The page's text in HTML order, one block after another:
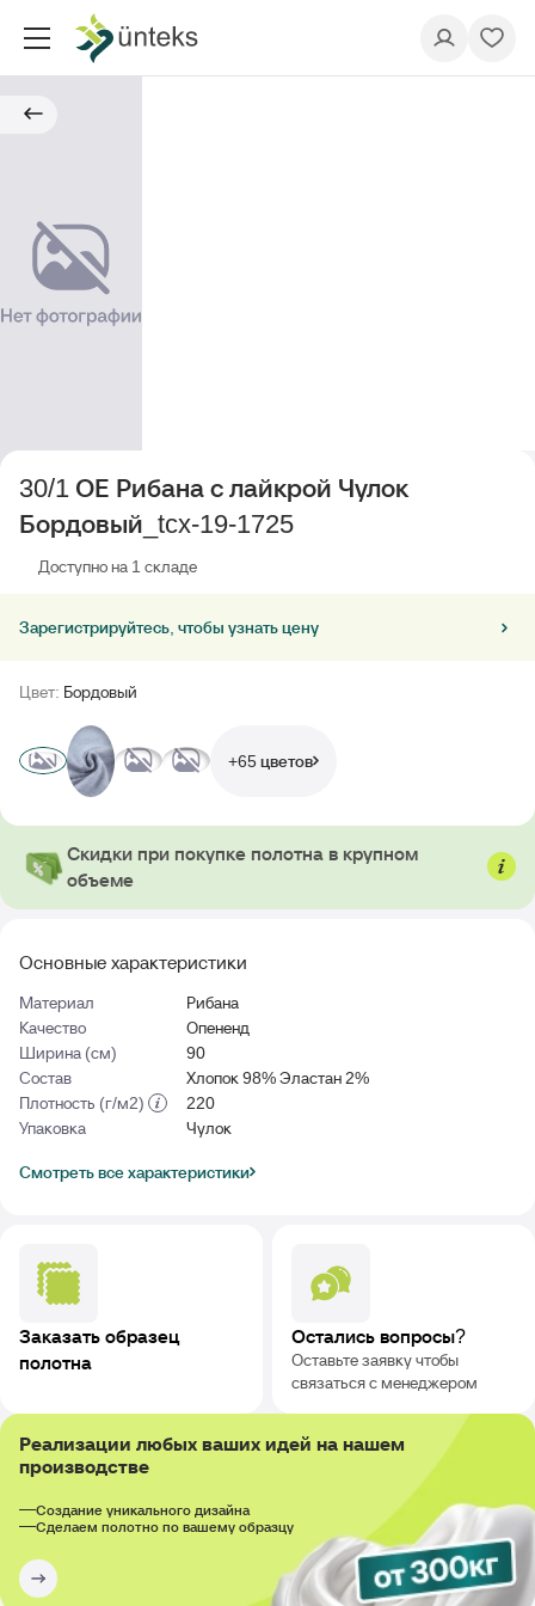
Основные характеристики
Материал
Рибана
Качество
Опененд
Ширина (см)
90
Состав
Хлопок 98% Эластан 2%
Плотность (г/м2)
220
Упаковка
Чулок
Смотреть все характеристики
30/1 ОЕ Рибана с лайкрой Чулок
Бордовый_tcx-19-1725
Доступно на 1 складе
Зарегистрируйтесь, чтобы узнать цену
Цвет: Бордовый
+65 цветов
Скидки при покупке полотна в крупном
объеме
Заказать образец
полотна
Остались вопросы?
Оставьте заявку чтобы
связаться с менеджером
Реализации любых ваших идей на нашем
производстве
Создание уникального дизайна
Сделаем полотно по вашему образцу